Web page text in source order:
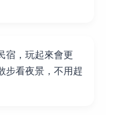
宿，玩起來會更
步看夜景，不用趕